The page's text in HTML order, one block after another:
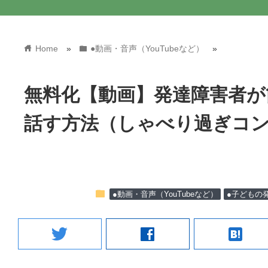
home Home » folder ●動画・音声（YouTubeなど） »
無料化【動画】発達障害者
話す方法（しゃべり過ぎコ
folder ●動画・音声（YouTubeなど） ●子どもの
twitter facebook hatenabookmark